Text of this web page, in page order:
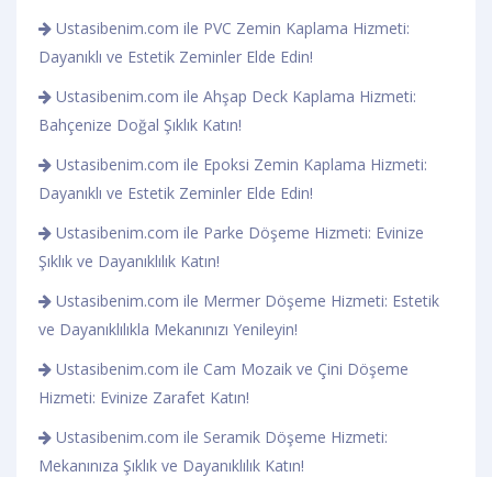
Ustasibenim.com ile PVC Zemin Kaplama Hizmeti:
Dayanıklı ve Estetik Zeminler Elde Edin!
Ustasibenim.com ile Ahşap Deck Kaplama Hizmeti:
Bahçenize Doğal Şıklık Katın!
Ustasibenim.com ile Epoksi Zemin Kaplama Hizmeti:
Dayanıklı ve Estetik Zeminler Elde Edin!
Ustasibenim.com ile Parke Döşeme Hizmeti: Evinize
Şıklık ve Dayanıklılık Katın!
Ustasibenim.com ile Mermer Döşeme Hizmeti: Estetik
ve Dayanıklılıkla Mekanınızı Yenileyin!
Ustasibenim.com ile Cam Mozaik ve Çini Döşeme
Hizmeti: Evinize Zarafet Katın!
Ustasibenim.com ile Seramik Döşeme Hizmeti:
Mekanınıza Şıklık ve Dayanıklılık Katın!